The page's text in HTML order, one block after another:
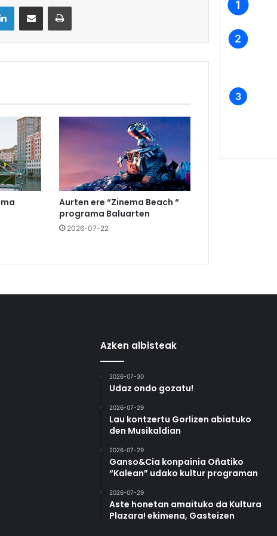
Aurten ere “Zinema Beach “
programa Baluarten
2026-07-22
Azken albisteak
2026-07-30
Udaz ondo gozatu!
2026-07-29
Lau kontzertu Gorlizen abiatuko
den Musikaldian
2026-07-29
Ganso&Cia konpainia Oñatiko
“Kalean” udako kultur programan
2026-07-29
Aste honetan amaituko da Kultura
Plazara! ekimena, Gasteizen